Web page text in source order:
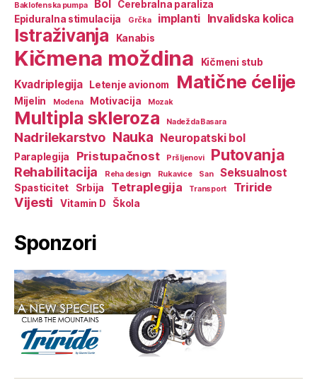
Baklofenska pumpa
Bol
Cerebralna paraliza
Epiduralna stimulacija
Grčka implanti Invalidska kolica
Istraživanja Kanabis
Kičmena moždina Kičmeni stub
Kvadriplegija Letenje avionom Matične ćelije
Mijelin Modena Motivacija Mozak
Multipla skleroza Nadežda Basara
Nadrilekarstvo Nauka Neuropatski bol
Paraplegija Pristupačnost Pršljenovi Putovanja
Rehabilitacija Reha design Rukavice San Seksualnost
Spasticitet Srbija Tetraplegija Transport Triride
Vijesti Vitamin D Škola
Sponzori